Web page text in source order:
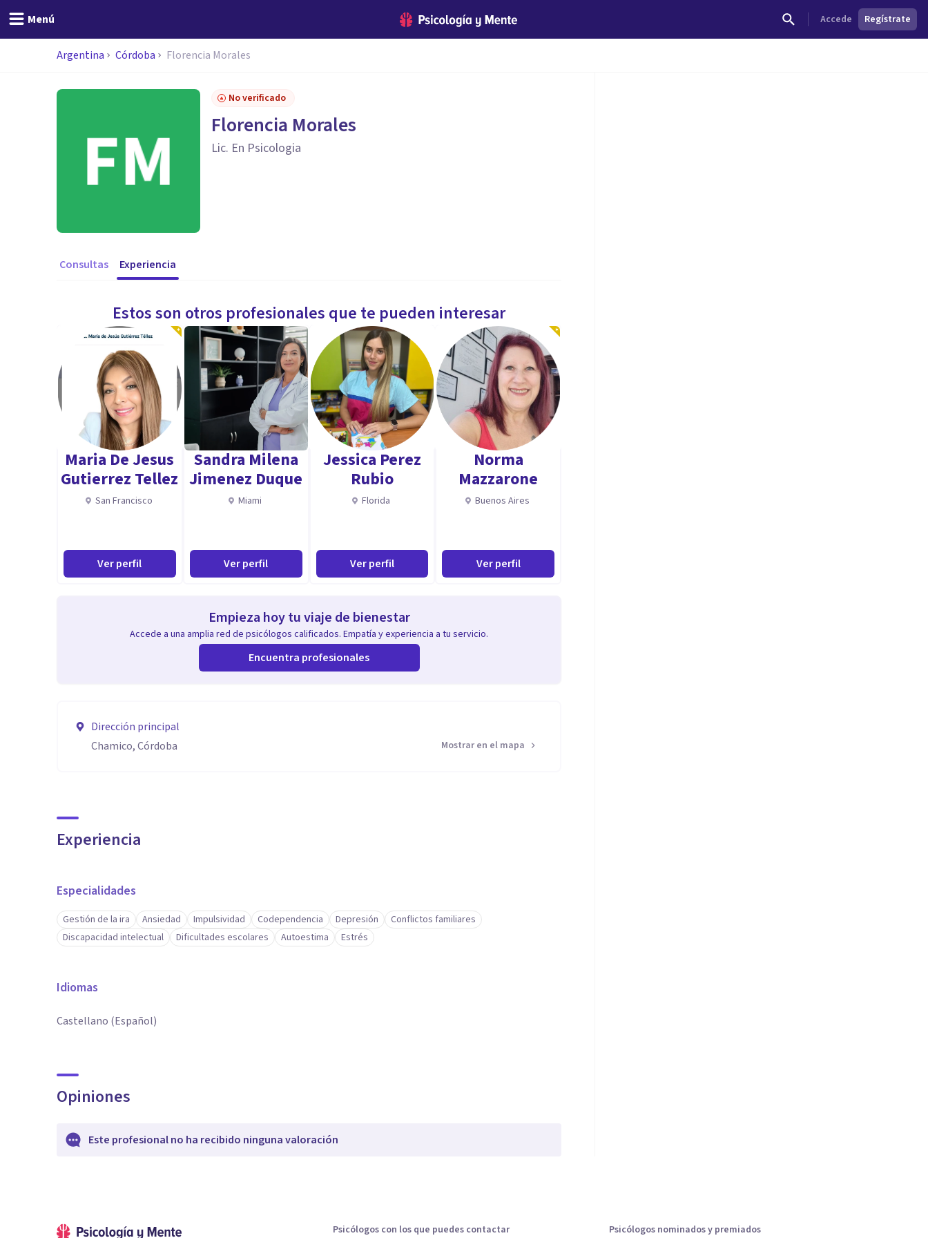
Menú Accede Regístrate
Argentina Córdoba Florencia Morales
No verificado
Florencia Morales
Lic. En Psicologia
Consultas Experiencia
Estos son otros profesionales que te pueden interesar
Maria De Jesus
Gutierrez Tellez
San Francisco
Ver perfil
Sandra Milena
Jimenez Duque
Miami
Ver perfil
Jessica Perez
Rubio
Florida
Ver perfil
Norma
Mazzarone
Buenos Aires
Ver perfil
Empieza hoy tu viaje de bienestar
Accede a una amplia red de psicólogos calificados. Empatía y experiencia a tu servicio.
Encuentra profesionales
Dirección principal
Chamico, Córdoba
Mostrar en el mapa
Experiencia
Especialidades
Gestión de la ira Ansiedad Impulsividad Codependencia Depresión
Conflictos familiares
Discapacidad intelectual
Dificultades escolares Autoestima Estrés
Idiomas
Castellano (Español)
Opiniones
Este profesional no ha recibido ninguna valoración
Psicólogos con los que puedes contactar Psicólogos nominados y premiados